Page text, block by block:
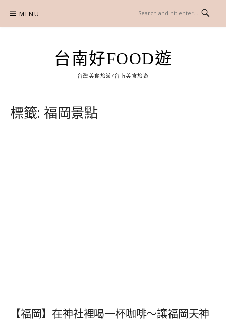
content
MENU
台南好FOOD遊
台灣美食旅遊/台南美食旅遊
標籤: 福岡景點
【福岡】在神社裡喝一杯咖啡～讓福岡天神